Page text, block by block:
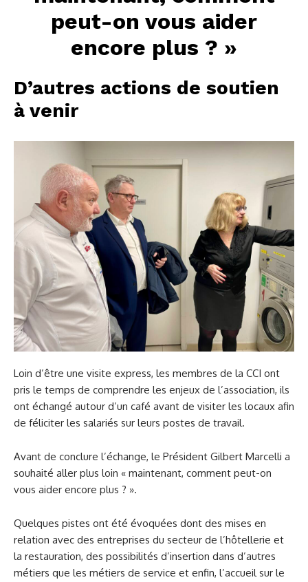
peut-on vous aider
encore plus ? »
D’autres actions de soutien
à venir
Loin d’être une visite express, les membres de la CCI ont
pris le temps de comprendre les enjeux de l’association, ils
ont échangé autour d’un café avant de visiter les locaux afin
de féliciter les salariés sur leurs postes de travail.
Avant de conclure l’échange, le Président Gilbert Marcelli a
souhaité aller plus loin « maintenant, comment peut-on
vous aider encore plus ? ».
Quelques pistes ont été évoquées dont des mises en
relation avec des entreprises du secteur de l’hôtellerie et
la restauration, des possibilités d’insertion dans d’autres
métiers que les métiers de service et enfin, l’accueil sur le